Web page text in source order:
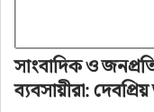
সাংবাদিক ও
ব্যবসায়ীরা: দেবপ্রিয়